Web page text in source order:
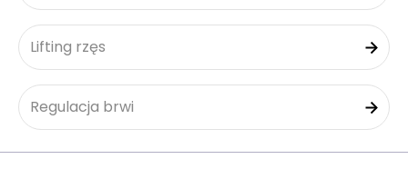
Lifting rzęs
Regulacja brwi